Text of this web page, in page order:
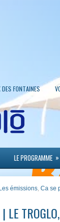
DES FONTAINES
LE PROGRAMME »
émissions, Ca se
LE